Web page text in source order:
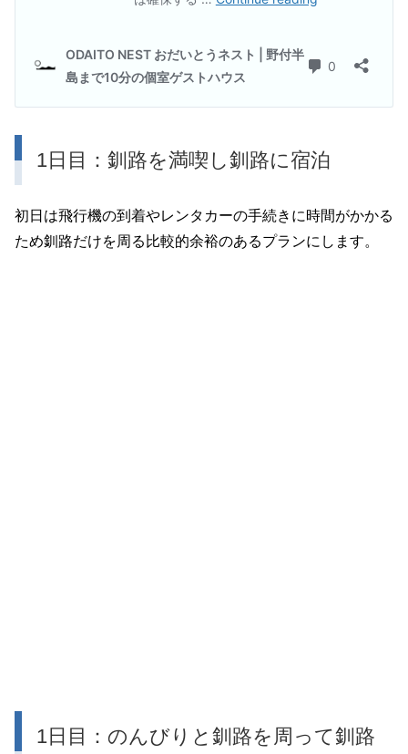
1日目：釧路を満喫し釧路に宿泊
初日は飛行機の到着やレンタカーの手続きに時間がかかる
ため釧路だけを周る比較的余裕のあるプランにします。
1日目：のんびりと釧路を周って釧路